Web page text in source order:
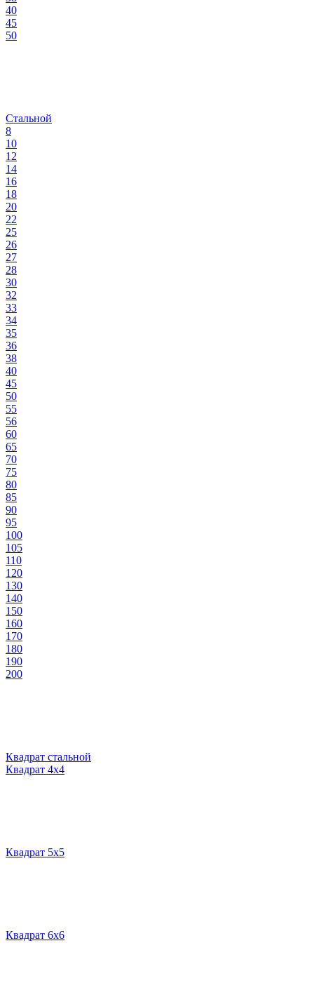
40
45
50
Стальной
8
10
12
14
16
18
20
22
25
26
27
28
30
32
33
34
35
36
38
40
45
50
55
56
60
65
70
75
80
85
90
95
100
105
110
120
130
140
150
160
170
180
190
200
Квадрат стальной
Квадрат 4х4
Квадрат 5х5
Квадрат 6х6